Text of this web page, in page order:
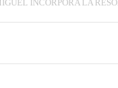
INCORPORA LA